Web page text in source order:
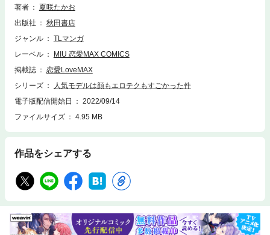
著者
夏咲たかお
出版社
秋田書店
ジャンル
TLマンガ
レーベル
MIU 恋愛MAX COMICS
掲載誌
恋愛LoveMAX
シリーズ
人気モデルは顔もエロテクもすごかった件
電子版配信開始日
2022/09/14
ファイルサイズ
4.95 MB
作品をシェアする